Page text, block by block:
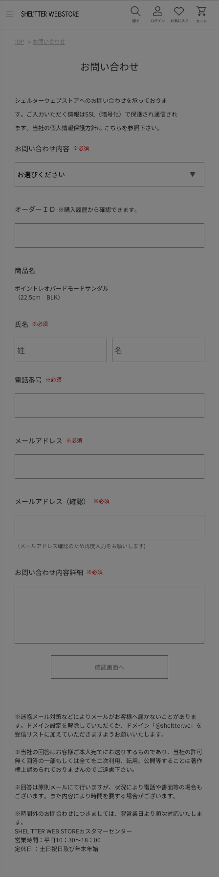
TOP > お問い合わせ
お問い合わせ
シェルターウェブストアへのお問い合わせを承っておりま
す。ご入力いただく情報はSSL（暗号化）で保護され通信され
ます。当社の個人情報保護方針は こちらを参照下さい。
お問い合わせ内容
オーダーＩＤ ※購入履歴から確認できます。
商品名
ポイントレオパードモードサンダル
（22.5cm BLK）
氏名
電話番号
メールアドレス
メールアドレス（確認）
（メールアドレス確認のため再度入力をお願いします)
お問い合わせ内容詳細
※迷惑メール対策などによりメールがお客様へ届かないことがありま
す。ドメイン設定を解除していただくか、ドメイン「@sheltter.vc」を
受信リストに加えていただきますようお願いいたします。
※当社の回答はお客様ご本人宛てにお送りするものであり、当社の許可
無く回答の一部もしくは全てを二次利用、転用、公開等することは著作
権上認められておりませんのでご遠慮下さい。
※回答は原則メールにて行いますが、状況により電話や書面等の場合も
ございます。また内容により時間を要する場合がございます。
※時間外のお問合わせにつきましては、翌営業日より順次対応いたしま
す。
SHEL'TTER WEB STOREカスタマーセンター
営業時間：平日10：30～18：00
定休日 ：土日祝日及び年末年始